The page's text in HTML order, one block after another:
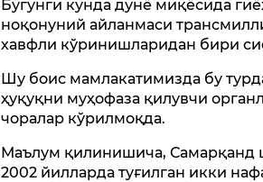
Бугунги кунда дунё миқёсида
ноқонуний айланмаси
хавфли кўринишларидан бири
Шу боис мамлакатимизда бу
ҳуқуқни муҳофаза қилувчи
чоралар кўрилмоқда.
Маълум қилинишича, Самарқанд
2002 йилларда туғилган икки